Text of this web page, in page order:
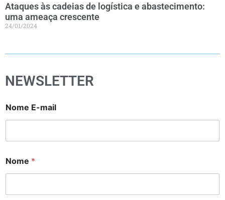
Ataques às cadeias de logística e abastecimento:
uma ameaça crescente
24/01/2024
NEWSLETTER
Nome E-mail
Nome *